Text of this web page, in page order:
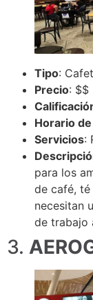
Tipo:
Precio: $$
Horario
Servicios:
para los
de café,
necesitan
de trabajo
3.